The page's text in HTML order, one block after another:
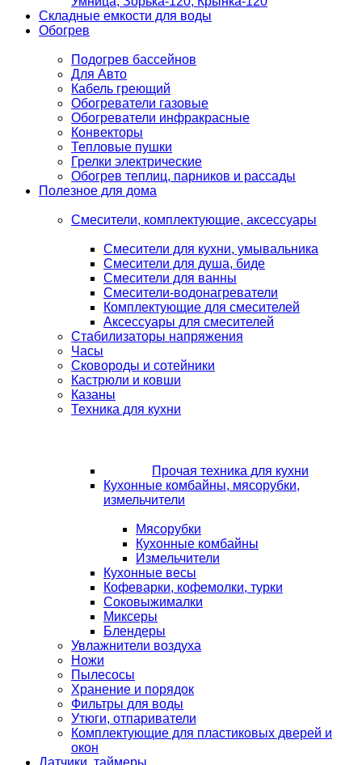
Складные емкости для воды
Обогрев
Подогрев бассейнов
Для Авто
Кабель греющий
Обогреватели газовые
Обогреватели инфракрасные
Конвекторы
Тепловые пушки
Грелки электрические
Обогрев теплиц, парников и рассады
Полезное для дома
Смесители, комплектующие, аксессуары
Смесители для кухни, умывальника
Смесители для душа, биде
Смесители для ванны
Смесители-водонагреватели
Комплектующие для смесителей
Аксессуары для смесителей
Стабилизаторы напряжения
Часы
Сковороды и сотейники
Кастрюли и ковши
Казаны
Техника для кухни
Прочая техника для кухни
Кухонные комбайны, мясорубки,
измельчители
Мясорубки
Кухонные комбайны
Измельчители
Кухонные весы
Кофеварки, кофемолки, турки
Соковыжималки
Миксеры
Блендеры
Увлажнители воздуха
Ножи
Пылесосы
Хранение и порядок
Фильтры для воды
Утюги, отпариватели
Комплектующие для пластиковых дверей и
окон
Датчики, таймеры